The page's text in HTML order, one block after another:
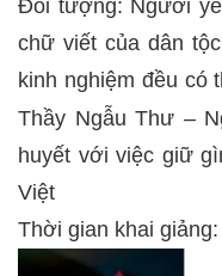
Đối tượng: Người
chữ viết của dân
kinh nghiệm đều có
Thầy Ngẫu Thư –
huyết với việc giữ
Việt
Thời gian khai